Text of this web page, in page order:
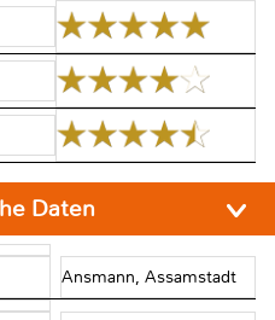
Daten
Ansmann, Assamstadt